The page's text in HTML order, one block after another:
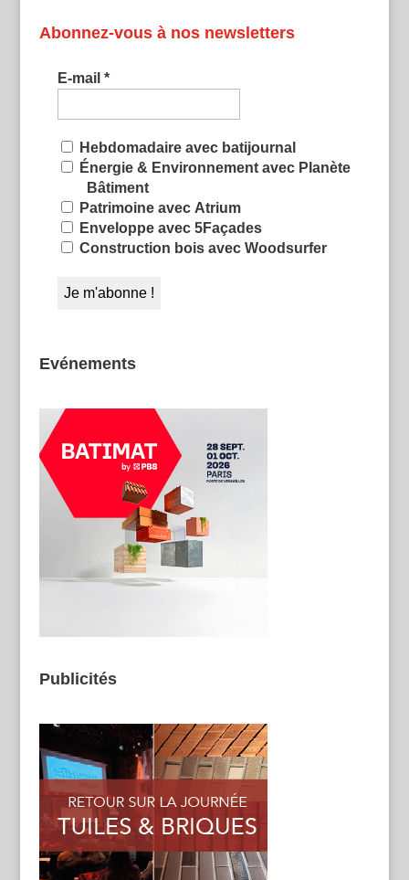
Abonnez-vous à nos newsletters
E-mail *
Hebdomadaire avec batijournal
Énergie & Environnement avec Planète
Bâtiment
Patrimoine avec Atrium
Enveloppe avec 5Façades
Construction bois avec Woodsurfer
Evénements
Publicités